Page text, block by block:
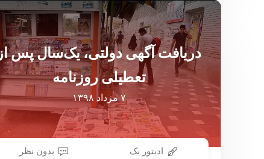
دریافت آگهی دولتی، یک‌سال پس از
تعطیلی روزنامه
۷ مرداد ۱۳۹۸
ادیتور یک بدون نظر